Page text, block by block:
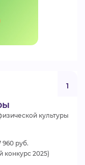
1
культуры
960 руб.
2025)